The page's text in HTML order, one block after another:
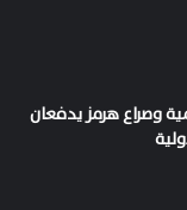
وصراع هرمز يدفعان